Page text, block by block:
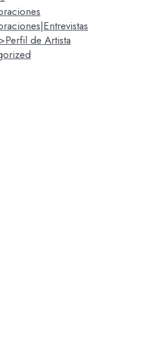
de Artista